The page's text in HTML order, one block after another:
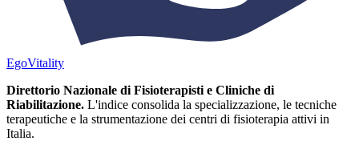
EgoVitality
Direttorio Nazionale di Fisioterapisti e Cliniche di
Riabilitazione. L'indice consolida la specializzazione, le tecniche
terapeutiche e la strumentazione dei centri di fisioterapia attivi in
Italia.